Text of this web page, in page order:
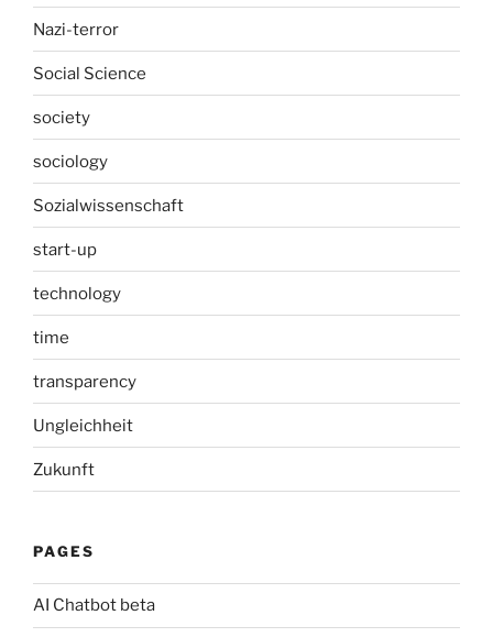
Nazi-terror
Social Science
society
sociology
Sozialwissenschaft
start-up
technology
time
transparency
Ungleichheit
Zukunft
PAGES
AI Chatbot beta